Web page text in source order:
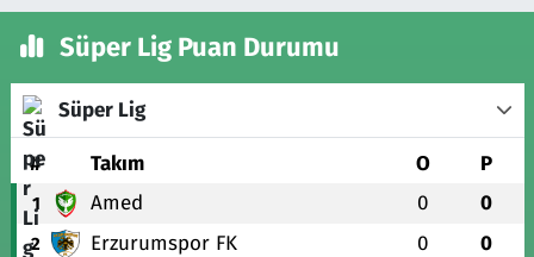
Süper Lig Puan Durumu
Süper Lig
# Takım O P
1 Amed 0 0
2 Erzurumspor FK 0 0